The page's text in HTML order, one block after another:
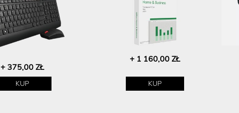
+ 375,00 ZŁ
KUP
+ 1 160,00 ZŁ
KUP